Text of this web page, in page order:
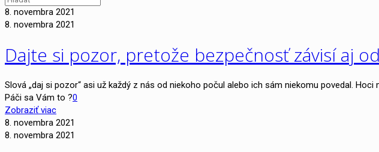
8. novembra 2021
8. novembra 2021
Dajte si pozor, pretože bezpečnosť závisí aj
Slová „daj si pozor“ asi už každý z nás od niekoho počul alebo ich sám niekomu povedal.
Páči sa Vám to ?0
Zobraziť viac
8. novembra 2021
8. novembra 2021